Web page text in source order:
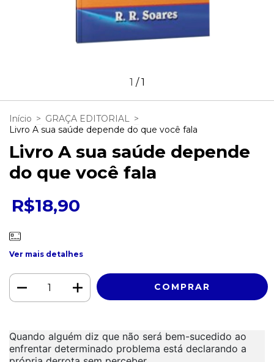
1 /1
Início > GRAÇA EDITORIAL >
Livro A sua saúde depende do que você fala
Livro A sua saúde depende
do que você fala
R$18,90
Ver mais detalhes
Quando alguém diz que não será bem-sucedido ao
enfrentar determinado problema está declarando a